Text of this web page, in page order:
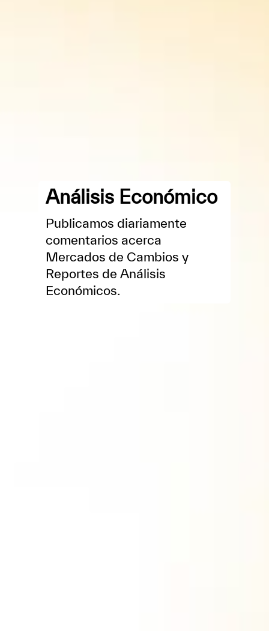
Análisis Económico
Publicamos diariamente
comentarios acerca
Mercados de Cambios y
Reportes de Análisis
Económicos.